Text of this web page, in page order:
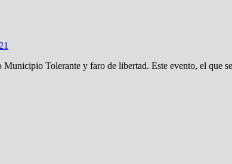
Tolerante y faro de libertad. Este evento, el que